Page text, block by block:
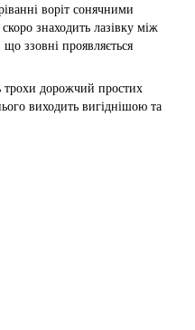
воріт сонячними
знаходить лазівку між
ззовні проявляється
дорожчий простих
виходить вигіднішою та